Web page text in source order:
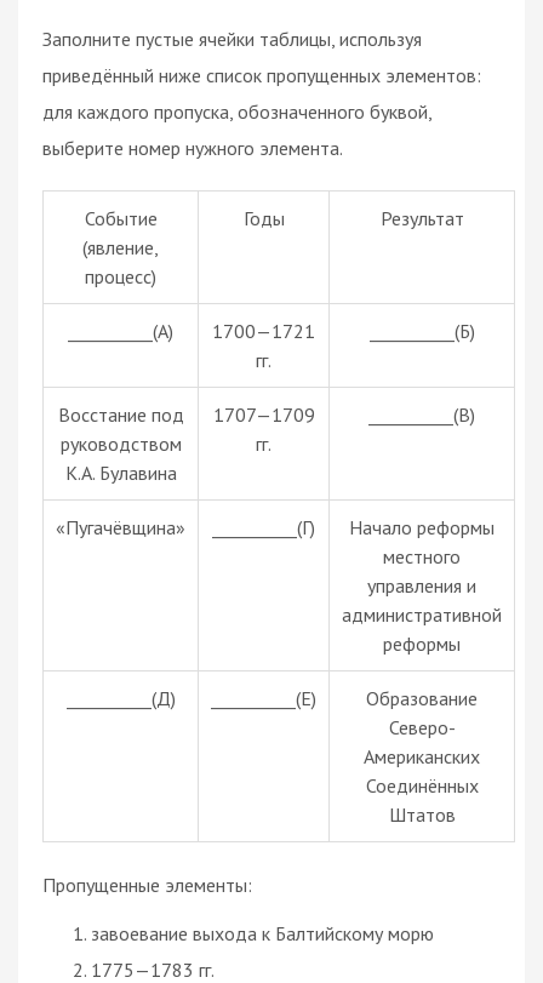
Заполните пустые ячейки таблицы, используя
приведённый ниже список пропущенных элементов:
для каждого пропуска, обозначенного буквой,
выберите номер нужного элемента.
Событие
(явление,
процесс)
Годы Результат
__________(А)
1700—1721
гг.
__________(Б)
Восстание под
руководством
К.А. Булавина
1707—1709
гг.
__________(В)
«Пугачёвщина» __________(Г)
Начало реформы
местного
управления и
административной
реформы
__________(Д) __________(Е)
Образование
Северо-
Американских
Соединённых
Штатов
Пропущенные элементы:
завоевание выхода к Балтийскому морю
1775—1783 гг.